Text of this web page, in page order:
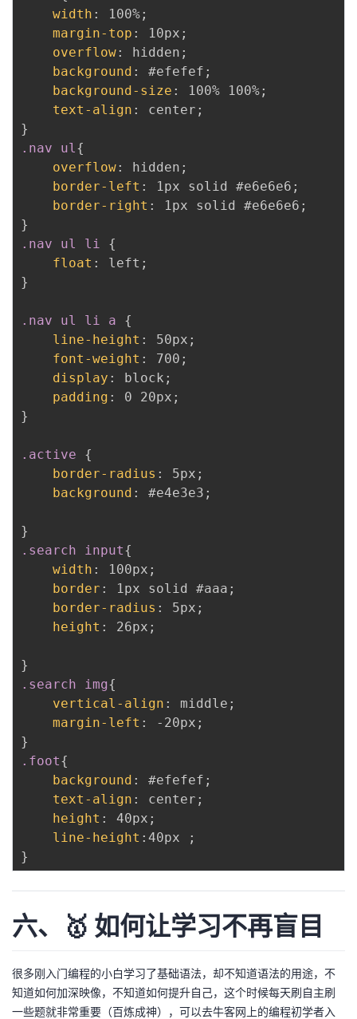
width : 100%;
margin-top : 10px ;
overflow: hidden ;
background : #efefef ;
background-size : 100% 100%;
text-align : center ;
}
.nav ul{
overflow: hidden ;
border-left : 1px solid #e6e6e6 ;
border-right : 1px solid #e6e6e6 ;
}
.nav ul li
{
float : left ;
}
.nav ul li a
{
line-height : 50px ;
font-weight : 700 ;
display : block ;
padding : 0 20px ;
}
.active
{
border-radius : 5px ;
background : #e4e3e3 ;
}
.search input{
width : 100px ;
border : 1px solid #aaa ;
border-radius : 5px ;
height : 26px ;
}
.search img{
vertical-align : middle ;
margin-left : -20px ;
}
.foot{
background : #efefef ;
text-align : center ;
height : 40px ;
line-height : 40px
;
}
六、🥇 如何让学习不再盲目
很多刚入门编程的小白学习了基础语法，却不知道语法的用途，不
知道如何加深映像，不知道如何提升自己，这个时候每天刷自主刷
一些题就非常重要（百炼成神），可以去牛客网上的编程初学者入